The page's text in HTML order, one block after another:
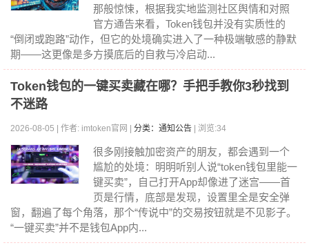
那般惊悚，根据我实地监测社区舆情和对照
官方通告来看，Token钱包并没有实质性的
“倒闭或跑路”动作，但它的处境确实进入了一种极端敏感的静默
期——这更像是多方摸底后的自救与冷启动...
Token钱包的一键买卖藏在哪？手把手教你3秒找到
不迷路
2026-08-05 | 作者: imtoken官网 | 分类：通知公告 | 浏览:34
很多刚接触加密资产的朋友，都会遇到一个
尴尬的处境：明明听别人说“token钱包里能一
键买卖”，自己打开App却像进了迷宫——首
页是行情，底部是发现，设置里全是安全弹
窗，翻遍了每个角落，那个“传说中”的交易按钮就是不见影子。
“一键买卖”并不是钱包App内...